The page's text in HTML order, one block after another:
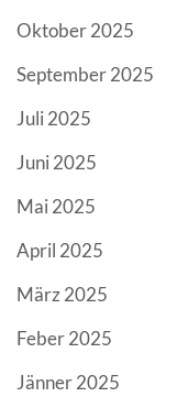
Oktober 2025
September 2025
Juli 2025
Juni 2025
Mai 2025
April 2025
März 2025
Feber 2025
Jänner 2025